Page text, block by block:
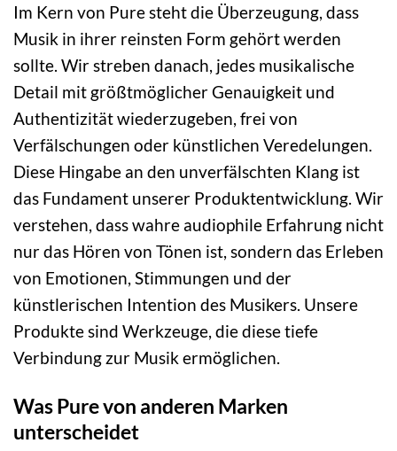
Im Kern von Pure steht die Überzeugung, dass
Musik in ihrer reinsten Form gehört werden
sollte. Wir streben danach, jedes musikalische
Detail mit größtmöglicher Genauigkeit und
Authentizität wiederzugeben, frei von
Verfälschungen oder künstlichen Veredelungen.
Diese Hingabe an den unverfälschten Klang ist
das Fundament unserer Produktentwicklung. Wir
verstehen, dass wahre audiophile Erfahrung nicht
nur das Hören von Tönen ist, sondern das Erleben
von Emotionen, Stimmungen und der
künstlerischen Intention des Musikers. Unsere
Produkte sind Werkzeuge, die diese tiefe
Verbindung zur Musik ermöglichen.
Was Pure von anderen Marken
unterscheidet